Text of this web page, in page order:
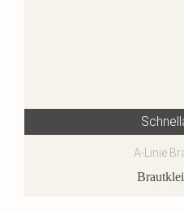
A-Linie